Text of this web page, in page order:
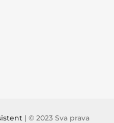
| © 2023 Sva prava